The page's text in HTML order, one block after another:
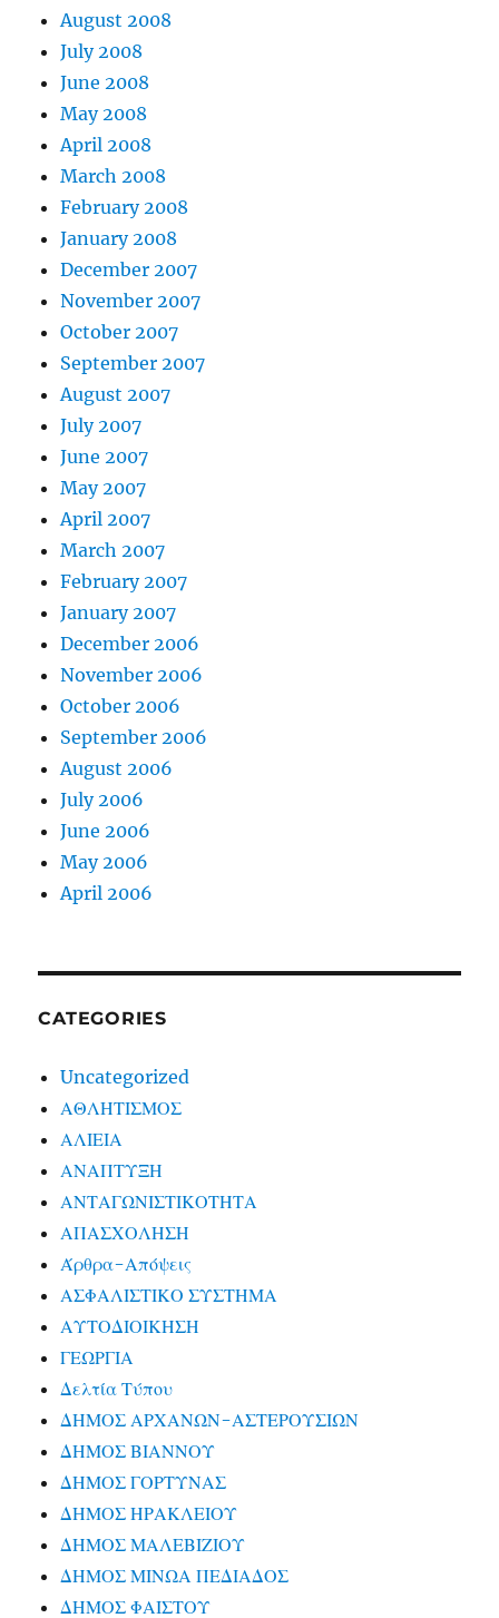
August 2008
July 2008
June 2008
May 2008
April 2008
March 2008
February 2008
January 2008
December 2007
November 2007
October 2007
September 2007
August 2007
July 2007
June 2007
May 2007
April 2007
March 2007
February 2007
January 2007
December 2006
November 2006
October 2006
September 2006
August 2006
July 2006
June 2006
May 2006
April 2006
CATEGORIES
Uncategorized
ΑΘΛΗΤΙΣΜΟΣ
ΑΛΙΕΙΑ
ΑΝΑΠΤΥΞΗ
ΑΝΤΑΓΩΝΙΣΤΙΚΟΤΗΤΑ
ΑΠΑΣΧΟΛΗΣΗ
Άρθρα-Απόψεις
ΑΣΦΑΛΙΣΤΙΚΟ ΣΥΣΤΗΜΑ
ΑΥΤΟΔΙΟΙΚΗΣΗ
ΓΕΩΡΓΙΑ
Δελτία Τύπου
ΔΗΜΟΣ ΑΡΧΑΝΩΝ-ΑΣΤΕΡΟΥΣΙΩΝ
ΔΗΜΟΣ ΒΙΑΝΝΟΥ
ΔΗΜΟΣ ΓΟΡΤΥΝΑΣ
ΔΗΜΟΣ ΗΡΑΚΛΕΙΟΥ
ΔΗΜΟΣ ΜΑΛΕΒΙΖΙΟΥ
ΔΗΜΟΣ ΜΙΝΩΑ ΠΕΔΙΑΔΟΣ
ΔΗΜΟΣ ΦΑΙΣΤΟΥ